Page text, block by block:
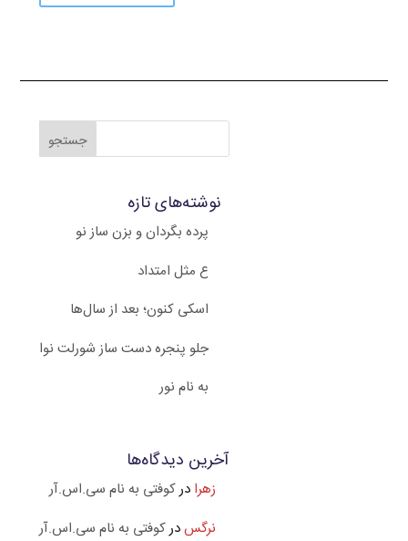
نوشته‌های تازه
پرده بگردان و بزن ساز نو
ع مثل امتداد
اسکی کنون؛ بعد از سال‌ها
جلو پنجره دست ساز شورلت نوا
به نام نور
آخرین دیدگاه‌ها
زهرا درکوفتی به نام سی.اس.آر
نرگسدرکوفتی به نام سی.اس.آر